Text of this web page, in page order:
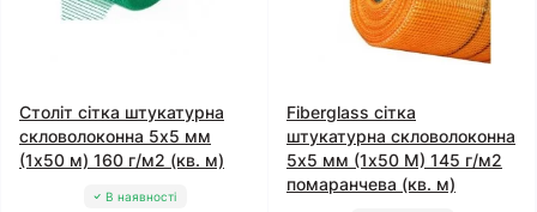
Століт сітка штукатурна
скловолоконна 5x5 мм
(1x50 м) 160 г/м2 (кв. м)
В наявності
Fiberglass сітка
штукатурна скловолоконна
5x5 мм (1x50 М) 145 г/м2
помаранчева (кв. м)